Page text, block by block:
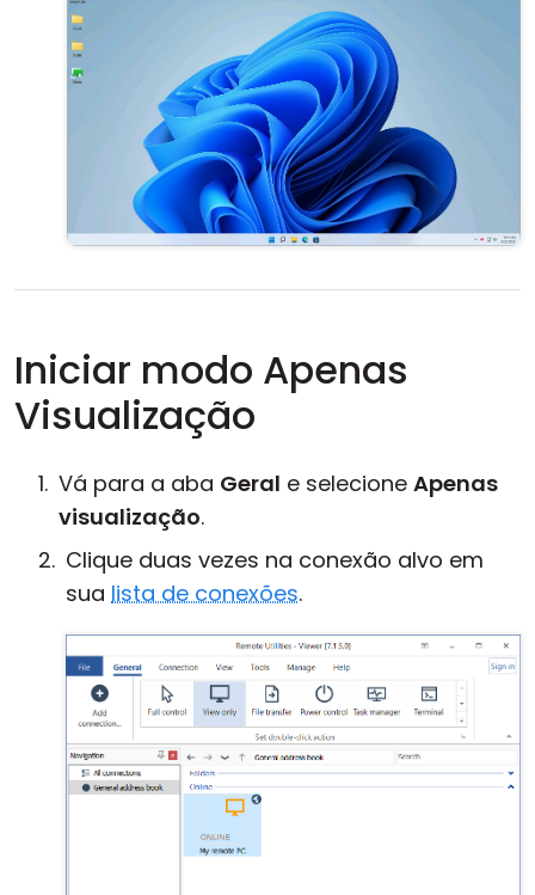
Iniciar modo Apenas
Visualização
Vá para a aba Geral e selecione Apenas
visualização.
Clique duas vezes na conexão alvo em
sua lista de conexões.